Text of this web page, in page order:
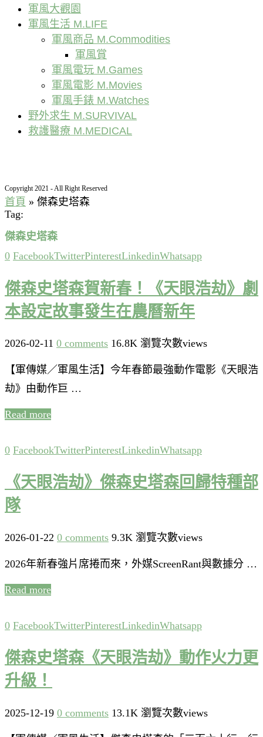
軍風大觀園
軍風生活 M.LIFE
軍風商品 M.Commodities
軍風賞
軍風電玩 M.Games
軍風電影 M.Movies
軍風手錶 M.Watches
野外求生 M.SURVIVAL
救護醫療 M.MEDICAL
Copyright 2021 - All Right Reserved
首頁 » 傑森史塔森
Tag:
傑森史塔森
0 FacebookTwitterPinterestLinkedinWhatsapp
傑森史塔森賀新春！《天眼浩劫》劇
本設定故事發生在農曆新年
2026-02-11 0 comments 16.8K 瀏覽次數views
【軍傳媒／軍風生活】今年春節最強動作電影《天眼浩
劫》由動作巨 …
Read more
0 FacebookTwitterPinterestLinkedinWhatsapp
《天眼浩劫》傑森史塔森回歸特種部
隊
2026-01-22 0 comments 9.3K 瀏覽次數views
2026年新春強片席捲而來，外媒ScreenRant與數據分 …
Read more
0 FacebookTwitterPinterestLinkedinWhatsapp
傑森史塔森《天眼浩劫》動作火力更
升級！
2025-12-19 0 comments 13.1K 瀏覽次數views